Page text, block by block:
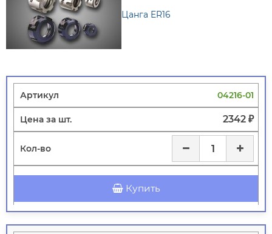
Цанга ER16
04216-01
2342 ₽
Купить